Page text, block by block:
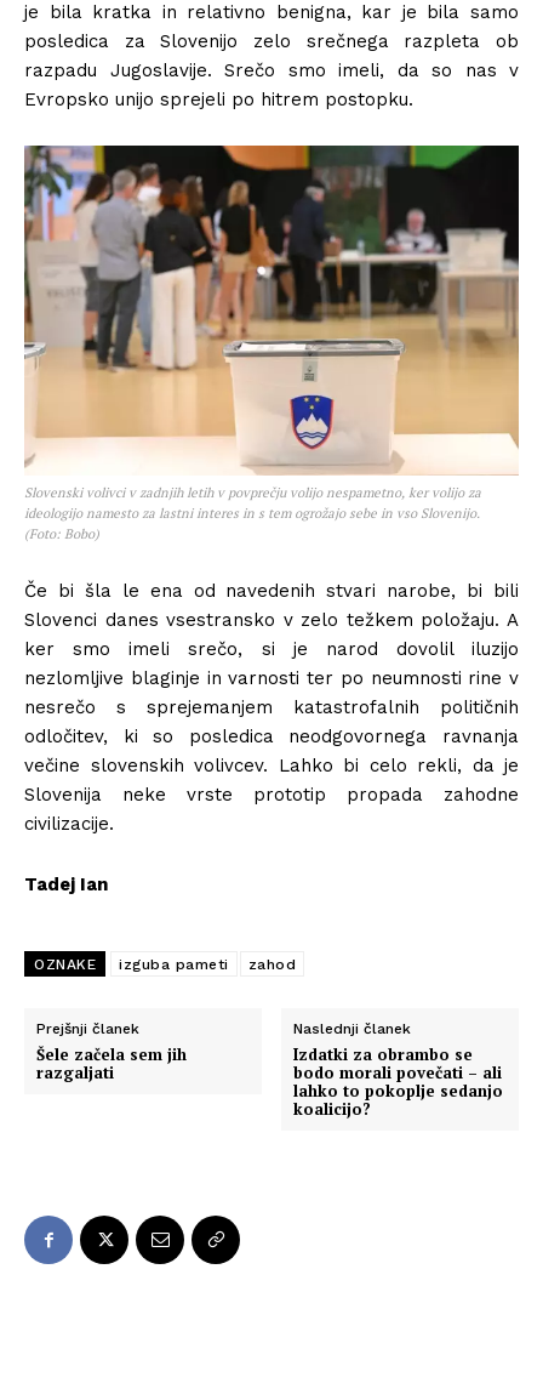
je bila kratka in relativno benigna, kar je bila samo
posledica za Slovenijo zelo srečnega razpleta ob
razpadu Jugoslavije. Srečo smo imeli, da so nas v
Evropsko unijo sprejeli po hitrem postopku.
Slovenski volivci v zadnjih letih v povprečju volijo nespametno, ker volijo za
ideologijo namesto za lastni interes in s tem ogrožajo sebe in vso Slovenijo.
(Foto: Bobo)
Če bi šla le ena od navedenih stvari narobe, bi bili
Slovenci danes vsestransko v zelo težkem položaju. A
ker smo imeli srečo, si je narod dovolil iluzijo
nezlomljive blaginje in varnosti ter po neumnosti rine v
nesrečo s sprejemanjem katastrofalnih političnih
odločitev, ki so posledica neodgovornega ravnanja
večine slovenskih volivcev. Lahko bi celo rekli, da je
Slovenija neke vrste prototip propada zahodne
civilizacije.
Tadej Ian
OZNAKE izguba pameti zahod
Prejšnji članek
Šele začela sem jih
razgaljati
Naslednji članek
Izdatki za obrambo se
bodo morali povečati – ali
lahko to pokoplje sedanjo
koalicijo?